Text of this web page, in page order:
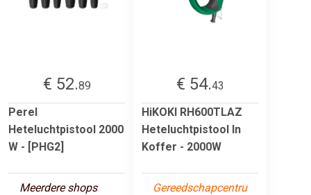
€ 52.89
Perel
Heteluchtpistool 2000
W - [PHG2]
Meerdere shops
€ 54.43
HiKOKI RH600TLAZ
Heteluchtpistool In
Koffer - 2000W
Gereedschapcentru